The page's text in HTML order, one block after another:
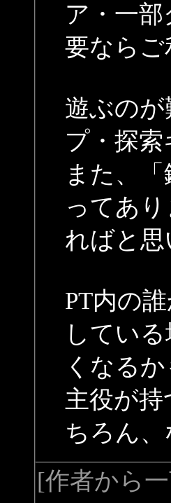
ア・一
要なら
遊ぶの
プ・探
また、
ってあ
ればと思
PT内の
してい
くなる
主役が
ちろん
[作者から